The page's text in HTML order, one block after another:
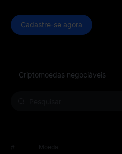
Cadastre-se agora
Criptomoedas negociáveis
# Moeda